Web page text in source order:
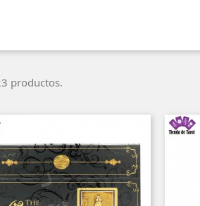
productos.